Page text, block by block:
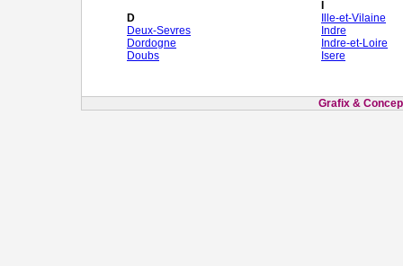
D
Deux-Sevres
Dordogne
Doubs
Ille-et-Vilaine
Indre
Indre-et-Loire
Isere
Grafix &